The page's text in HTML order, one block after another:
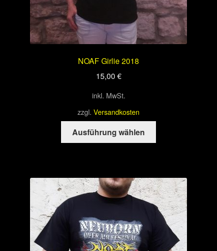
NOAF Girlie 2018
15,00 €
inkl. MwSt.
zzgl. Versandkosten
Ausführung wählen
Varianten
auf.
Die
Optionen
können